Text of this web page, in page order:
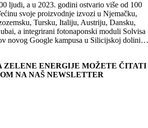
ljudi, a u 2023. godini ostvario više od 100
svoje proizvodnje izvozi u Njemačku,
Tursku, Italiju, Austriju, Dansku,
a integrirani fotonaponski moduli Solvisa
novog Google kampusa u Silicijskoj
ZELENE ENERGIJE MOŽETE ČITATI
NA NAŠ NEWSLETTER